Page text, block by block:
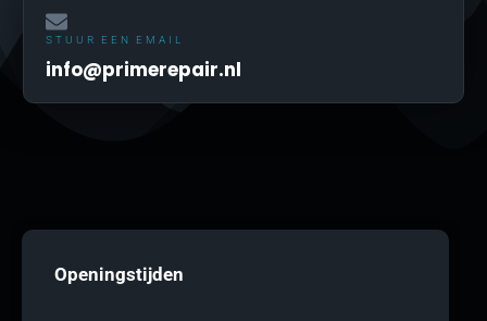
STUUR EEN EMAIL
info@primerepair.nl
Openingstijden